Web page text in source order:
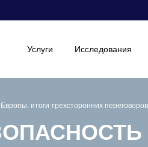
Услуги Исследования
итоги трехсторонних